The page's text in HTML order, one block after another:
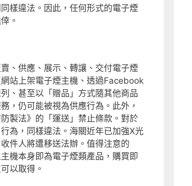
樣違法。因此，任何形式的電子煙
。
、供應、展示、轉讓、交付電子煙
站上架電子煙主機、透過Facebook
、甚至以「贈品」方式隨其他商品
，仍可能被視為供應行為。此外，
製法》的「運送」禁止條款。對於
為，同樣違法。海關近年已加強X光
件人將遭移送法辦。值得注意的
機本身即為電子煙類產品，購買即
以取得。